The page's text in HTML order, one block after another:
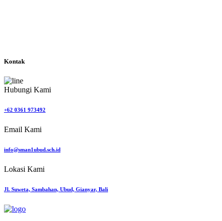
Kontak
Hubungi Kami
+62 0361 973492
Email Kami
info@sman1ubud.sch.id
Lokasi Kami
Jl. Suweta, Sambahan, Ubud, Gianyar, Bali